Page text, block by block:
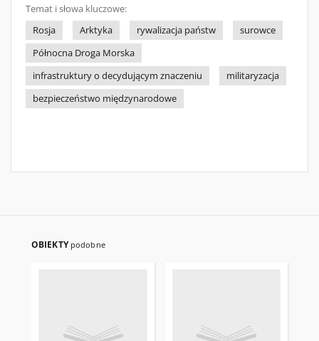
Temat i słowa kluczowe:
Rosja
Arktyka rywalizacja państw
surowce
Północna Droga Morska
infrastruktury o decydującym znaczeniu
militaryzacja
bezpieczeństwo międzynarodowe
OBIEKTY podobne